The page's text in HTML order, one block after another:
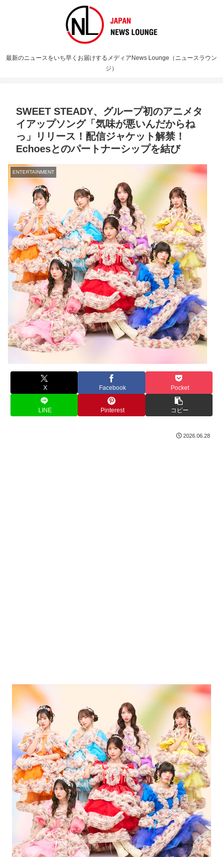
最新のニュースをいち早くお届けするメディアNews Lounge（ニュースラウン
ジ）
SWEET STEADY、グループ初のアニメタ
イアップソング「気味が悪いんだからね
っ」リリース！配信ジャケット解禁！
Echoesとのパートナーシップを結び
ENTERTAINMENT
X Facebook Pocket
LINE Pinterest コピー
2026.06.28